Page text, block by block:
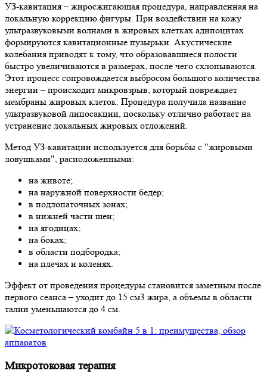
УЗ-кавитация – жиросжигающая процедура, направленная на
локальную коррекцию фигуры. При воздействии на кожу
ультразвуковыми волнами в жировых клетках адипоцитах
формируются кавитационные пузырьки. Акустические
колебания приводят к тому, что образовавшиеся полости
быстро увеличиваются в размерах, после чего схлопываются.
Этот процесс сопровождается выбросом большого количества
энергии – происходит микровзрыв, который повреждает
мембраны жировых клеток. Процедура получила название
ультразвуковой липосакции, поскольку отлично работает на
устранение локальных жировых отложений.
Метод УЗ-кавитации используется для борьбы с "жировыми
ловушками", расположенными:
на животе;
на наружной поверхности бедер;
в подлопаточных зонах;
в нижней части шеи;
на ягодицах;
на боках;
в области подбородка;
на плечах и коленях.
Эффект от проведения процедуры становится заметным после
первого сеанса – уходит до 15 см3 жира, а объемы в области
талии уменьшаются до 4 см.
Микротоковая терапия